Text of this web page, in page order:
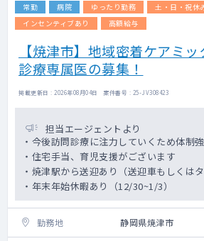
常勤 病院 ゆったり勤務
土・日・祝休
インセンティブあり
高額給与
【焼津市】地域密着ケアミ
診療専属医の募集！
掲載更新日 : 2026年08月04日 案件番号 : 25-JV308423
担当エージェントより
・今後訪問診療に注力していくため体制
・住宅手当、育児支援がございます
・焼津駅から送迎あり（送迎車もしくはタ
・年末年始休暇あり（12/30~1/3）
勤務地 静岡県焼津市